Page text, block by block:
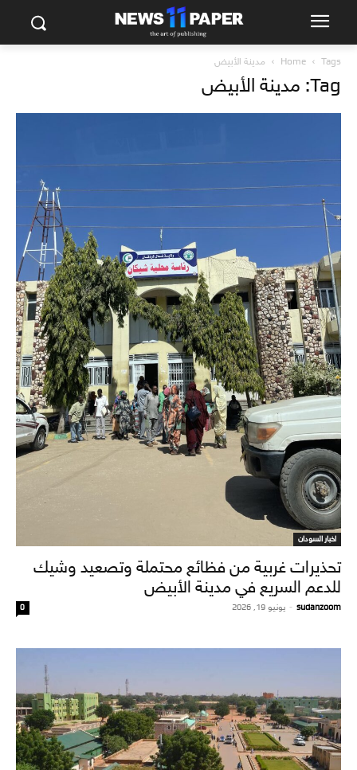
Home Tags مدينة الأبيض
Tag: مدينة الأبيض
اخبار السودان
تحذيرات غربية من فظائع محتملة وتصعيد وشيك
للدعم السريع في مدينة الأبيض
sudanzoom
- يونيو 19, 2026 0